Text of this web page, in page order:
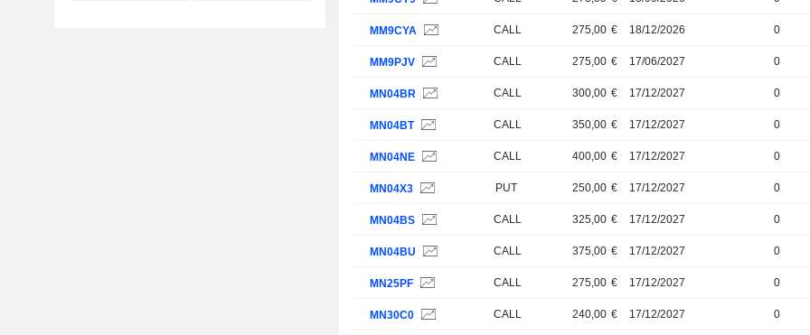
MM9CYA CALL 275,00 € 18/12/2026 0
MM9PJV CALL 275,00 € 17/06/2027 0
MN04BR CALL 300,00 € 17/12/2027 0
MN04BT CALL 350,00 € 17/12/2027 0
MN04NE CALL 400,00 € 17/12/2027 0
MN04X3 PUT 250,00 € 17/12/2027 0
MN04BS CALL 325,00 € 17/12/2027 0
MN04BU CALL 375,00 € 17/12/2027 0
MN25PF CALL 275,00 € 17/12/2027 0
MN30C0 CALL 240,00 € 17/12/2027 0